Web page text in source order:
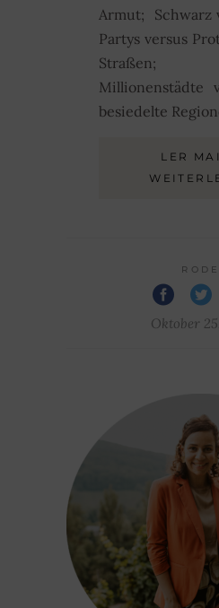
Armut; Schwarz
Partys versus
Straßen;
Millionenstädte
besiedelte
LER
RODE
Oktober